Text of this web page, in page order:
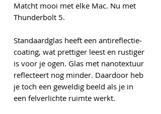
Matcht mooi met elke Mac. Nu met
Thunderbolt 5.
Standaardglas heeft een antireflectie­­
coating, wat prettiger leest en rustiger
is voor je ogen. Glas met nanotextuur
reflecteert nog minder. Daardoor heb
je toch een geweldig beeld als je in
een felverlichte ruimte werkt.